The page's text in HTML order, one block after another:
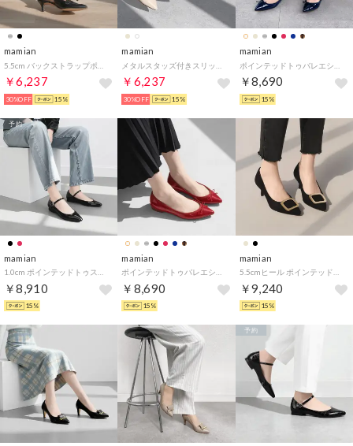
mamian
￥6,237
30%OFF 15%
mamian
￥6,237
30%OFF 15%
mamian
￥8,690
15%
mamian
￥8,910
予約
15%
mamian
￥8,690
15%
mamian
￥9,240
15%
予約